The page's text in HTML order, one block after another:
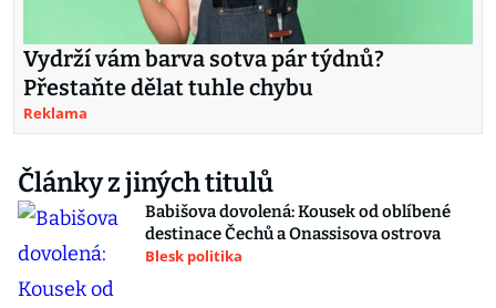
Vydrží vám barva sotva pár týdnů?
Přestaňte dělat tuhle chybu
Reklama
Články z jiných titulů
Babišova dovolená: Kousek od oblíbené
destinace Čechů a Onassisova ostrova
Blesk politika